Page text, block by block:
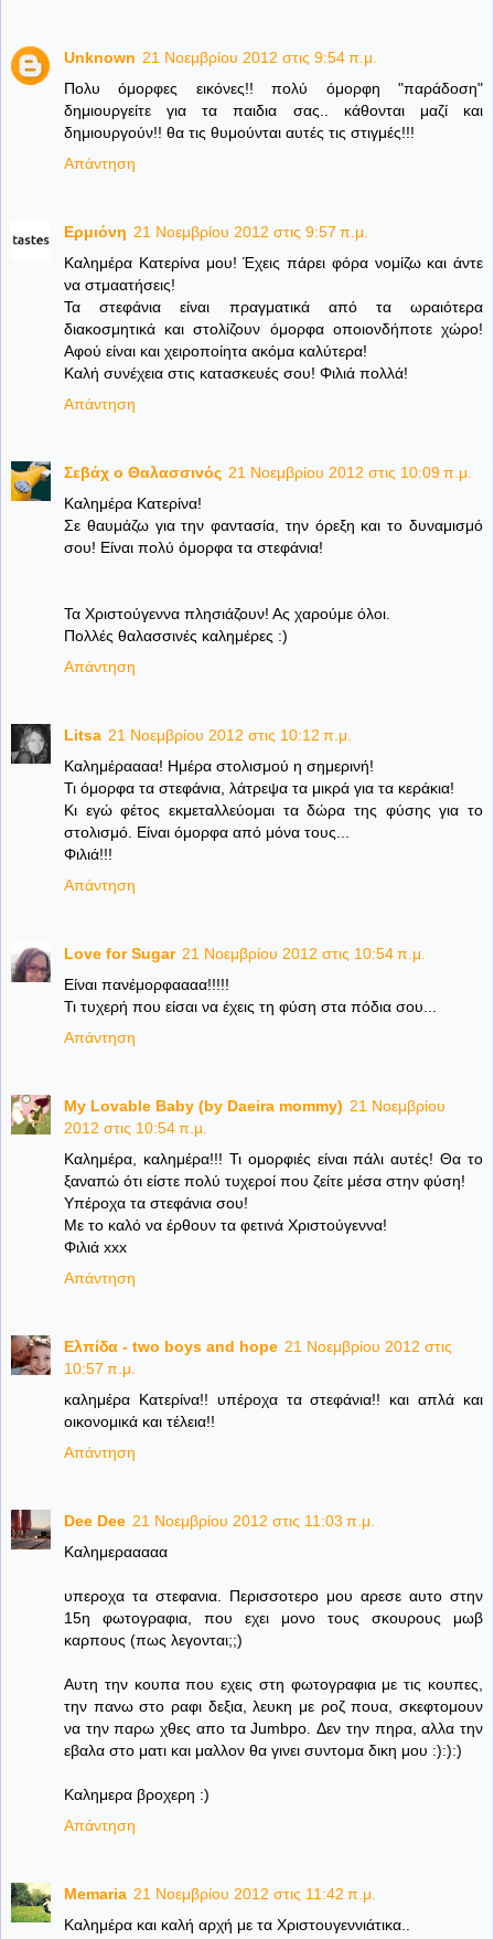
Unknown 21 Νοεμβρίου 2012 στις 9:54 π.μ.
Πολυ όμορφες εικόνες!! πολύ όμορφη "παράδοση"
δημιουργείτε για τα παιδια σας.. κάθονται μαζί και
δημιουργούν!! θα τις θυμούνται αυτές τις στιγμές!!!
Απάντηση
Ερμιόνη 21 Νοεμβρίου 2012 στις 9:57 π.μ.
Καλημέρα Κατερίνα μου! Έχεις πάρει φόρα νομίζω και άντε
να στμαατήσεις!
Τα στεφάνια είναι πραγματικά από τα ωραιότερα
διακοσμητικά και στολίζουν όμορφα οποιονδήποτε χώρο!
Αφού είναι και χειροποίητα ακόμα καλύτερα!
Καλή συνέχεια στις κατασκευές σου! Φιλιά πολλά!
Απάντηση
Σεβάχ ο Θαλασσινός 21 Νοεμβρίου 2012 στις 10:09 π.μ.
Καλημέρα Κατερίνα!
Σε θαυμάζω για την φαντασία, την όρεξη και το δυναμισμό
σου! Είναι πολύ όμορφα τα στεφάνια!
Τα Χριστούγεννα πλησιάζουν! Ας χαρούμε όλοι.
Πολλές θαλασσινές καλημέρες :)
Απάντηση
Litsa 21 Νοεμβρίου 2012 στις 10:12 π.μ.
Καλημέραααα! Ημέρα στολισμού η σημερινή!
Τι όμορφα τα στεφάνια, λάτρεψα τα μικρά για τα κεράκια!
Κι εγώ φέτος εκμεταλλεύομαι τα δώρα της φύσης για το
στολισμό. Είναι όμορφα από μόνα τους...
Φιλιά!!!
Απάντηση
Love for Sugar 21 Νοεμβρίου 2012 στις 10:54 π.μ.
Είναι πανέμορφαααα!!!!!
Τι τυχερή που είσαι να έχεις τη φύση στα πόδια σου...
Απάντηση
My Lovable Baby (by Daeira mommy) 21 Νοεμβρίου
2012 στις 10:54 π.μ.
Καλημέρα, καλημέρα!!! Τι ομορφιές είναι πάλι αυτές! Θα το
ξαναπώ ότι είστε πολύ τυχεροί που ζείτε μέσα στην φύση!
Υπέροχα τα στεφάνια σου!
Με το καλό να έρθουν τα φετινά Χριστούγεννα!
Φιλιά xxx
Απάντηση
Ελπίδα - two boys and hope 21 Νοεμβρίου 2012 στις
10:57 π.μ.
καλημέρα Κατερίνα!! υπέροχα τα στεφάνια!! και απλά και
οικονομικά και τέλεια!!
Απάντηση
Dee Dee 21 Νοεμβρίου 2012 στις 11:03 π.μ.
Καλημερααααα
υπεροχα τα στεφανια. Περισσοτερο μου αρεσε αυτο στην
15η φωτογραφια, που εχει μονο τους σκουρους μωβ
καρπους (πως λεγονται;;)
Αυτη την κουπα που εχεις στη φωτογραφια με τις κουπες,
την πανω στο ραφι δεξια, λευκη με ροζ πουα, σκεφτομουν
να την παρω χθες απο τα Jumbpo. Δεν την πηρα, αλλα την
εβαλα στο ματι και μαλλον θα γινει συντομα δικη μου :):):)
Καλημερα βροχερη :)
Απάντηση
Memaria 21 Νοεμβρίου 2012 στις 11:42 π.μ.
Καλημέρα και καλή αρχή με τα Χριστουγεννιάτικα..